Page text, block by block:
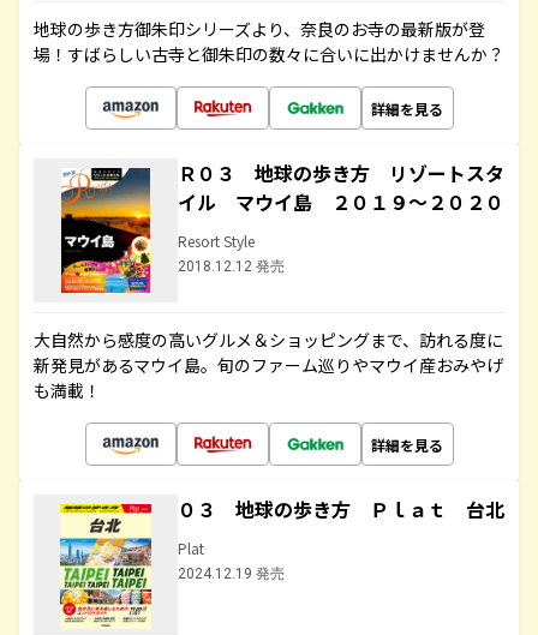
地球の歩き方御朱印シリーズより、奈良のお寺の最新版が登
場！すばらしい古寺と御朱印の数々に合いに出かけませんか？
詳細を見る
Ｒ０３ 地球の歩き方 リゾートスタ
イル マウイ島 ２０１９～２０２０
Resort Style
2018.12.12 発売
大自然から感度の高いグルメ＆ショッピングまで、訪れる度に
新発見があるマウイ島。旬のファーム巡りやマウイ産おみやげ
も満載！
詳細を見る
０３ 地球の歩き方 Ｐｌａｔ 台北
Plat
2024.12.19 発売